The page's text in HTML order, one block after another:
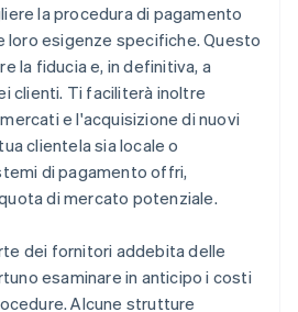
la procedura di pagamento
loro esigenze specifiche. Questo
la fiducia e, in definitiva, a
clienti. Ti faciliterà inoltre
e l'acquisizione di nuovi
clientela sia locale o
di pagamento offri,
di mercato potenziale.
dei fornitori addebita delle
esaminare in anticipo i costi
Alcune strutture